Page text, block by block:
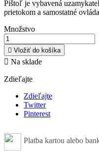
Pištoľ je vybavená
prietokom a samostatné
Množstvo
 Vložiť do košíka
 Na sklade
Zdieľajte
Zdieľajte
Twitter
Pinterest
Platba kartou alebo